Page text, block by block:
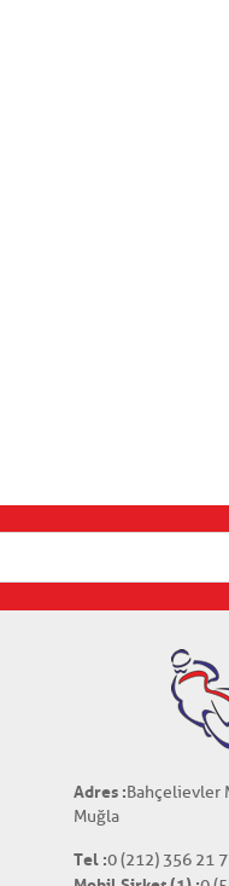
Adres :Bahçelievler
Muğla
Tel :0 (212) 356 21